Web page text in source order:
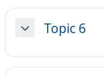
MinimizzaTopic 6